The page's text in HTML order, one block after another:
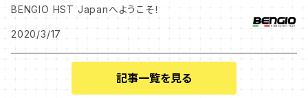
BENGIO HST Japanへようこそ！
2020/3/17
記事一覧を見る